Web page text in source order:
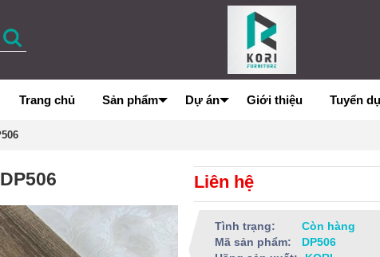
Trang chủ Sản phẩm Dự án Giới thiệu Tuyển
Liên hệ
Tình trạng:
Còn hàng
Mã sản phẩm:
DP506